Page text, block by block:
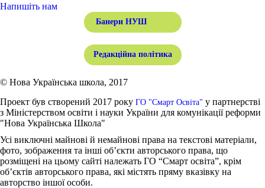
Напишіть нам
Банери НУШ
Редакційна політика
© Нова Українська школа, 2017
Проект був створений 2017 року ГО "Смарт Освіта" у партнерстві
з Міністерством освіти і науки України для комунікації реформи
"Нова Українська Школа"
Усі виключні майнові й немайнові права на текстові матеріали,
фото, зображення та інші об’єкти авторського права, що
розміщені на цьому сайті належать ГО “Смарт освіта”, крім
об’єктів авторського права, які містять пряму вказівку на
авторство іншої особи.